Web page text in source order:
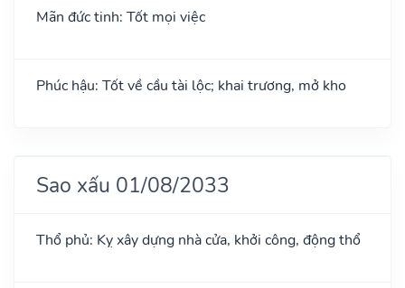
Mãn đức tinh: Tốt mọi việc
Phúc hậu: Tốt về cầu tài lộc; khai trương, mở kho
Sao xấu 01/08/2033
Thổ phủ: Kỵ xây dựng nhà cửa, khởi công, động thổ